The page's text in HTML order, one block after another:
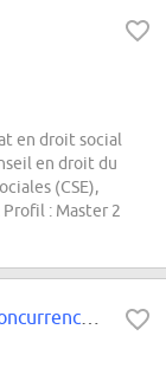
en droit social
en droit du
(CSE),
: Master 2